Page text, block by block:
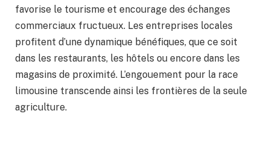
favorise le tourisme et encourage des échanges
commerciaux fructueux. Les entreprises locales
profitent d’une dynamique bénéfiques, que ce soit
dans les restaurants, les hôtels ou encore dans les
magasins de proximité. L’engouement pour la race
limousine transcende ainsi les frontières de la seule
agriculture.